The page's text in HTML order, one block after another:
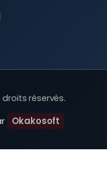
droits réservés.
Okakosoft